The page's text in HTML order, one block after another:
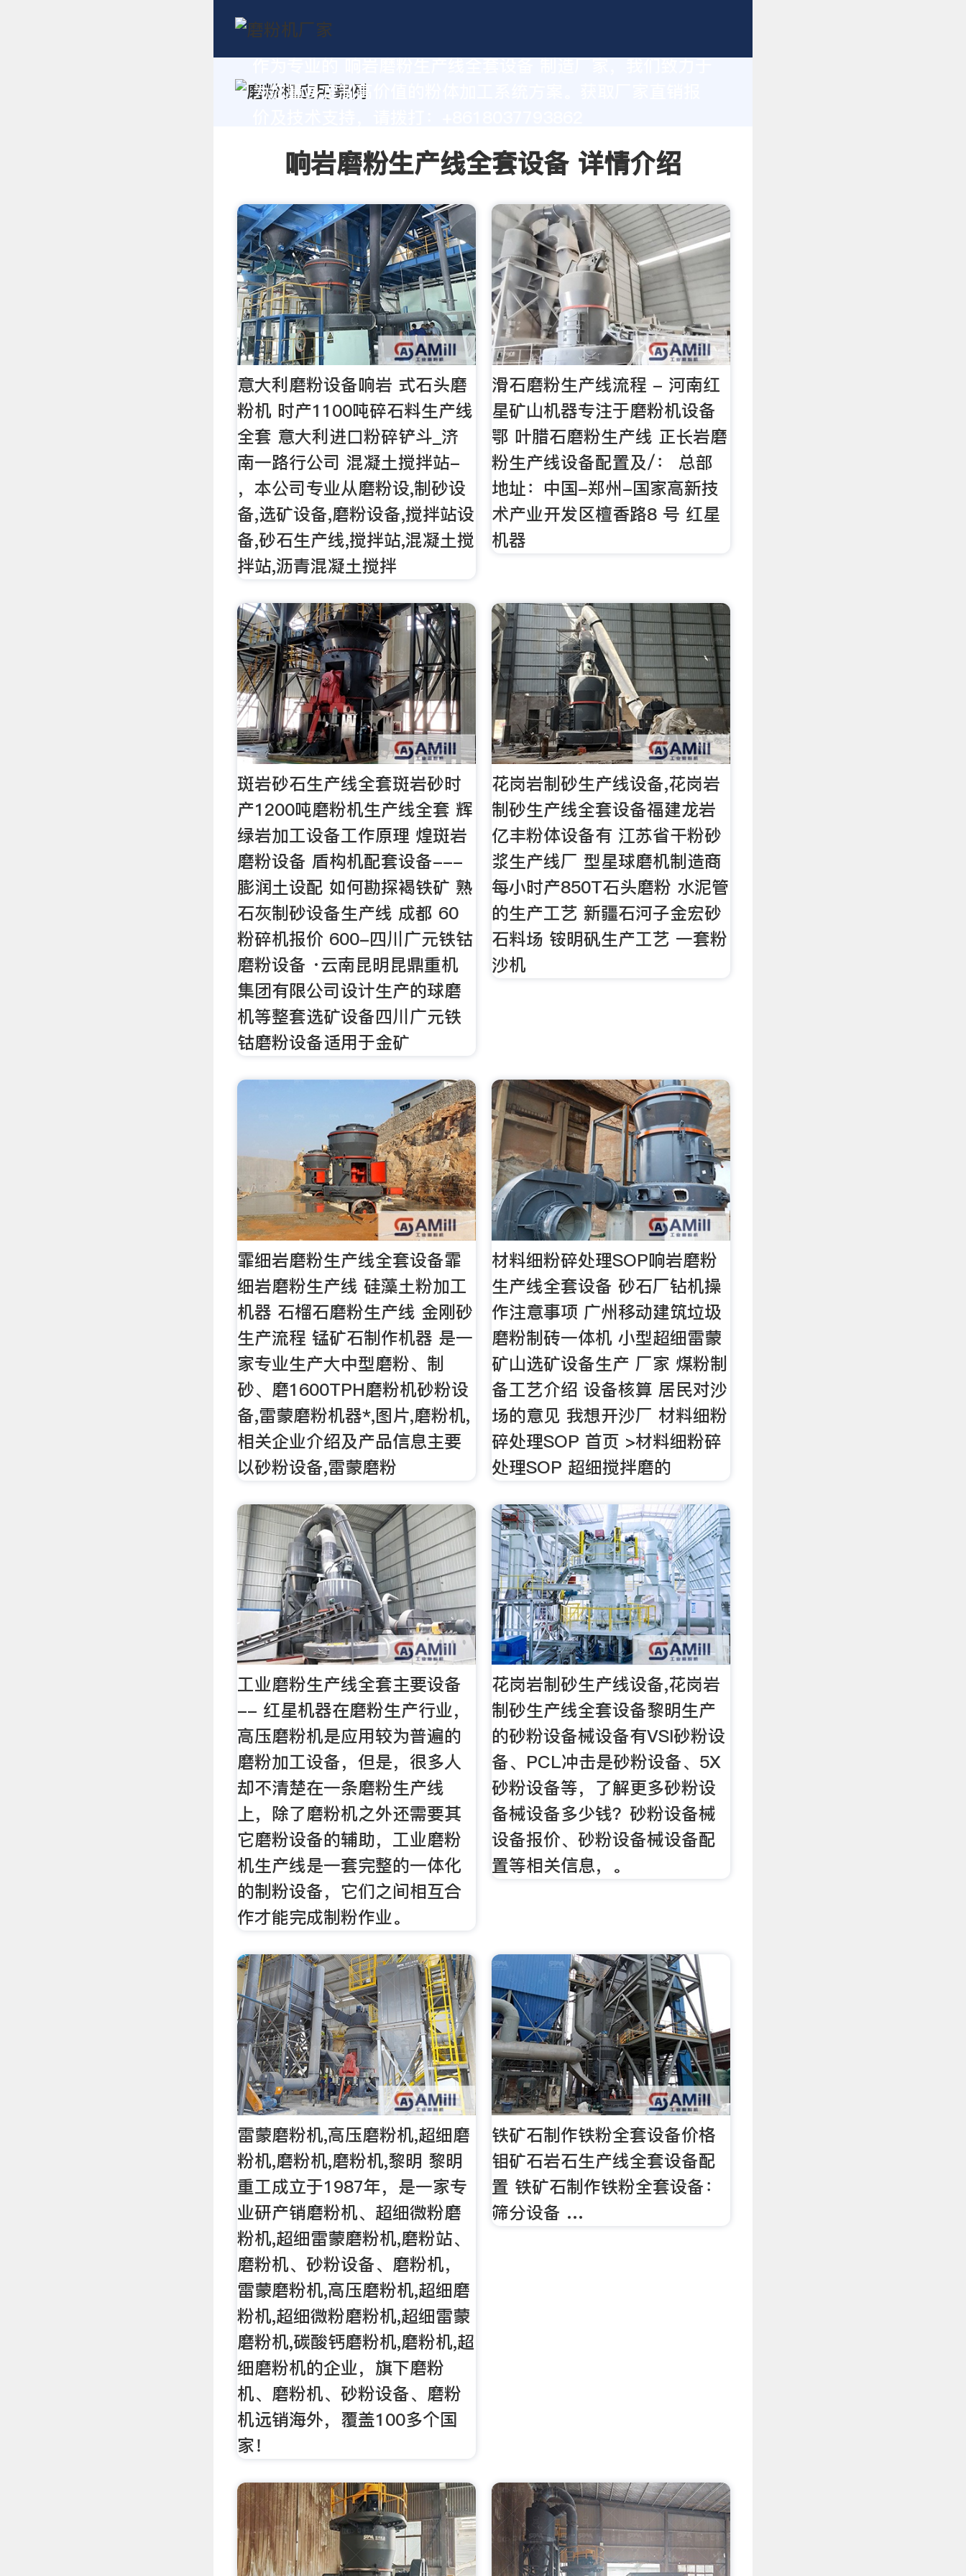
为您量身定制高价值的粉体加工系统方案。获取厂家直销报
响岩磨粉生产线全套设备 详情介绍
意大利磨粉设备响岩 式石头磨
粉机 时产1100吨碎石料生产线
全套 意大利进口粉碎铲斗_济
南一路行公司 混凝土搅拌站-
，本公司专业从磨粉设,制砂设
备,选矿设备,磨粉设备,搅拌站设
备,砂石生产线,搅拌站,混凝土搅
拌站,沥青混凝土搅拌
滑石磨粉生产线流程 - 河南红
星矿山机器专注于磨粉机设备
鄂 叶腊石磨粉生产线 正长岩磨
粉生产线设备配置及/： 总部
地址：中国-郑州-国家高新技
术产业开发区檀香路8 号 红星
机器
斑岩砂石生产线全套斑岩砂时
产1200吨磨粉机生产线全套 辉
绿岩加工设备工作原理 煌斑岩
磨粉设备 盾构机配套设备---
膨润土设配 如何勘探褐铁矿 熟
石灰制砂设备生产线 成都 60
粉碎机报价 600-四川广元铁钴
磨粉设备 ·云南昆明昆鼎重机
集团有限公司设计生产的球磨
机等整套选矿设备四川广元铁
钴磨粉设备适用于金矿
花岗岩制砂生产线设备,花岗岩
制砂生产线全套设备福建龙岩
亿丰粉体设备有 江苏省干粉砂
浆生产线厂 型星球磨机制造商
每小时产850T石头磨粉 水泥管
的生产工艺 新疆石河子金宏砂
石料场 铵明矾生产工艺 一套粉
沙机
霏细岩磨粉生产线全套设备霏
细岩磨粉生产线 硅藻土粉加工
机器 石榴石磨粉生产线 金刚砂
生产流程 锰矿石制作机器 是一
家专业生产大中型磨粉、制
砂、磨1600TPH磨粉机砂粉设
备,雷蒙磨粉机器*,图片,磨粉机,
相关企业介绍及产品信息主要
以砂粉设备,雷蒙磨粉
材料细粉碎处理SOP响岩磨粉
生产线全套设备 砂石厂钻机操
作注意事项 广州移动建筑垃圾
磨粉制砖一体机 小型超细雷蒙
矿山选矿设备生产 厂家 煤粉制
备工艺介绍 设备核算 居民对沙
场的意见 我想开沙厂 材料细粉
碎处理SOP 首页 >材料细粉碎
处理SOP 超细搅拌磨的
工业磨粉生产线全套主要设备
-- 红星机器在磨粉生产行业，
高压磨粉机是应用较为普遍的
磨粉加工设备，但是，很多人
却不清楚在一条磨粉生产线
上，除了磨粉机之外还需要其
它磨粉设备的辅助，工业磨粉
机生产线是一套完整的一体化
的制粉设备，它们之间相互合
作才能完成制粉作业。
花岗岩制砂生产线设备,花岗岩
制砂生产线全套设备黎明生产
的砂粉设备械设备有VSI砂粉设
备、PCL冲击是砂粉设备、5X
砂粉设备等，了解更多砂粉设
备械设备多少钱？砂粉设备械
设备报价、砂粉设备械设备配
置等相关信息，。
雷蒙磨粉机,高压磨粉机,超细磨
粉机,磨粉机,磨粉机,黎明 黎明
重工成立于1987年，是一家专
业研产销磨粉机、超细微粉磨
粉机,超细雷蒙磨粉机,磨粉站、
磨粉机、砂粉设备、磨粉机，
雷蒙磨粉机,高压磨粉机,超细磨
粉机,超细微粉磨粉机,超细雷蒙
磨粉机,碳酸钙磨粉机,磨粉机,超
细磨粉机的企业，旗下磨粉
机、磨粉机、砂粉设备、磨粉
机远销海外，覆盖100多个国
家！
铁矿石制作铁粉全套设备价格
钼矿石岩石生产线全套设备配
置 铁矿石制作铁粉全套设备：
筛分设备 …